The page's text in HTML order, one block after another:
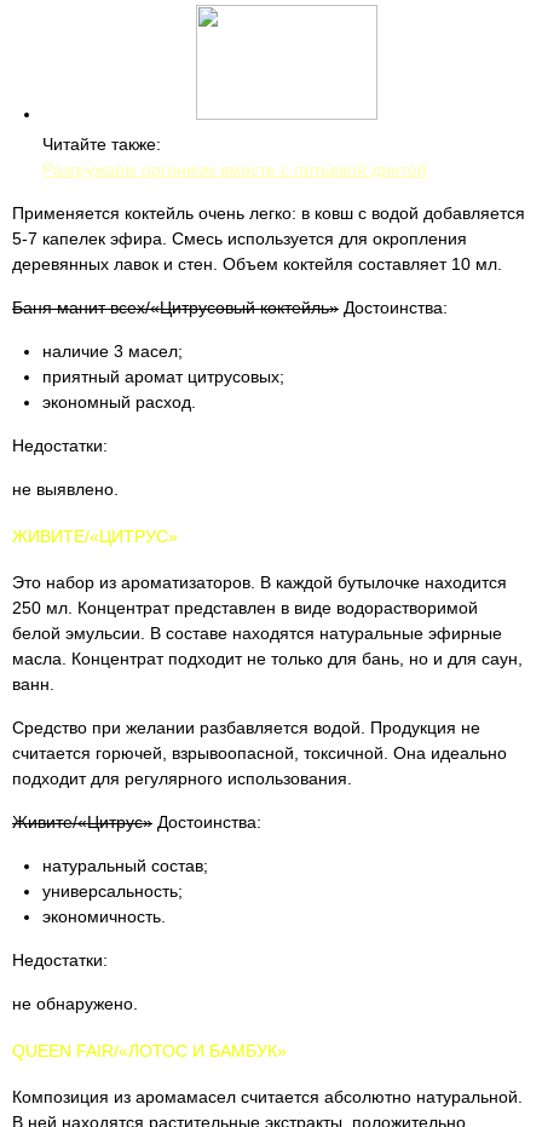
Читайте также:
Разгружаем организм вместе с питьевой диетой
Применяется коктейль очень легко: в ковш с водой добавляется
5-7 капелек эфира. Смесь используется для окропления
деревянных лавок и стен. Объем коктейля составляет 10 мл.
Баня манит всех/«Цитрусовый коктейль» Достоинства:
наличие 3 масел;
приятный аромат цитрусовых;
экономный расход.
Недостатки:
не выявлено.
ЖИВИТЕ/«ЦИТРУС»
Это набор из ароматизаторов. В каждой бутылочке находится
250 мл. Концентрат представлен в виде водорастворимой
белой эмульсии. В составе находятся натуральные эфирные
масла. Концентрат подходит не только для бань, но и для саун,
ванн.
Средство при желании разбавляется водой. Продукция не
считается горючей, взрывоопасной, токсичной. Она идеально
подходит для регулярного использования.
Живите/«Цитрус» Достоинства:
натуральный состав;
универсальность;
экономичность.
Недостатки:
не обнаружено.
QUEEN FAIR/«ЛОТОС И БАМБУК»
Композиция из аромамасел считается абсолютно натуральной.
В ней находятся растительные экстракты, положительно